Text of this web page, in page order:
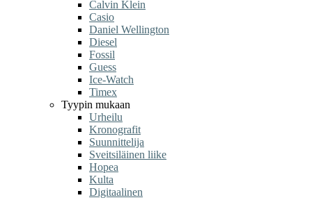
Calvin Klein
Casio
Daniel Wellington
Diesel
Fossil
Guess
Ice-Watch
Timex
Tyypin mukaan
Urheilu
Kronografit
Suunnittelija
Sveitsiläinen liike
Hopea
Kulta
Digitaalinen